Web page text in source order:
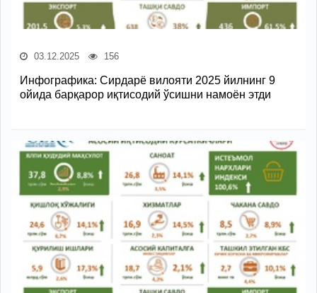
03.12.2025 156
Инфографика: Сирдарё вилояти 2025 йилнинг 9
ойида барқарор иқтисодий ўсишни намоён этди